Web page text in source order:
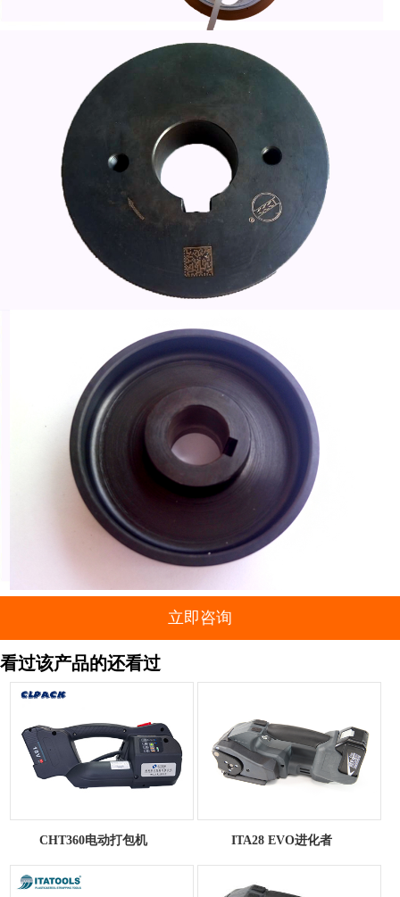
立即咨询
看过该产品的还看过
CHT360电动打包机 ITA28 EVO进化者